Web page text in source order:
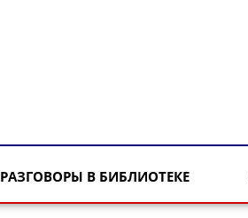
РАЗГОВОРЫ В БИБЛИОТЕКЕ